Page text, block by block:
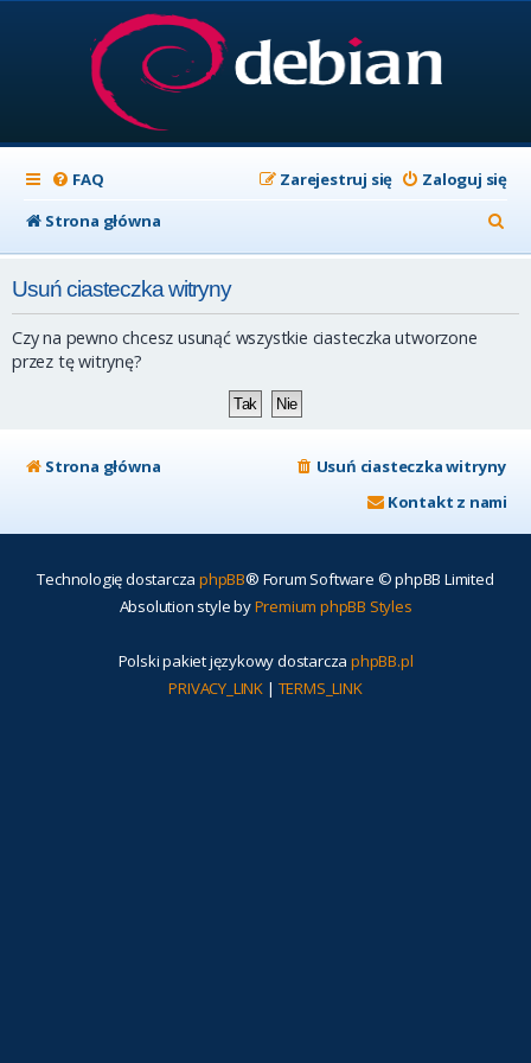
FAQ Zaloguj się
Zarejestruj się
Strona główna
z
Usuń ciasteczka witryny
Czy na pewno chcesz usunąć wszystkie ciasteczka utworzone
przez tę witrynę?
Strona główna
Usuń ciasteczka witryny
Kontakt z nami
Technologię dostarcza phpBB® Forum Software © phpBB Limited
Absolution style byPremium phpBB Styles
Polski pakiet językowy dostarcza phpBB.pl
PRIVACY_LINK | TERMS_LINK